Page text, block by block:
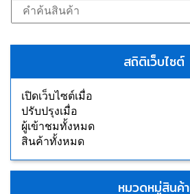
สถิติเว็บไซต์
เปิดเว็บไซต์เมื่อ
ปรับปรุงเมื่อ
ผู้เข้าชมทั้งหมด
สินค้าทั้งหมด
หมวดหมู่สินค้า